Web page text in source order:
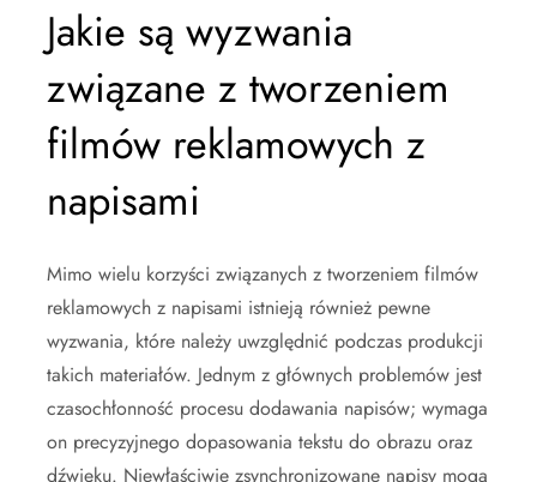
Jakie są wyzwania
związane z tworzeniem
filmów reklamowych z
napisami
Mimo wielu korzyści związanych z tworzeniem filmów
reklamowych z napisami istnieją również pewne
wyzwania, które należy uwzględnić podczas produkcji
takich materiałów. Jednym z głównych problemów jest
czasochłonność procesu dodawania napisów; wymaga
on precyzyjnego dopasowania tekstu do obrazu oraz
dźwięku. Niewłaściwie zsynchronizowane napisy mogą